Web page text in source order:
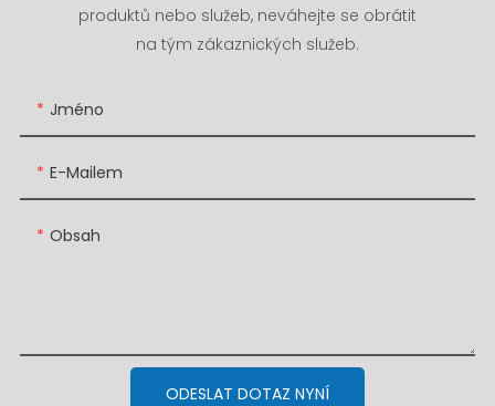
produktů nebo služeb, neváhejte se obrátit
na tým zákaznických služeb.
Jméno
E-Mailem
Obsah
ODESLAT DOTAZ NYNÍ